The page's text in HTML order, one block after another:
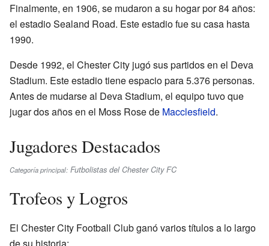
Finalmente, en 1906, se mudaron a su hogar por 84 años:
el estadio Sealand Road. Este estadio fue su casa hasta
1990.
Desde 1992, el Chester City jugó sus partidos en el Deva
Stadium. Este estadio tiene espacio para 5.376 personas.
Antes de mudarse al Deva Stadium, el equipo tuvo que
jugar dos años en el Moss Rose de Macclesfield.
Jugadores Destacados
Categoría principal: Futbolistas del Chester City FC
Trofeos y Logros
El Chester City Football Club ganó varios títulos a lo largo
de su historia: